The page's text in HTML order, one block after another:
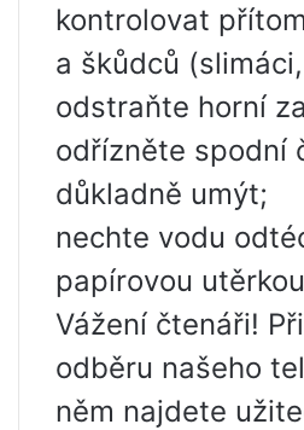
kontrolovat
a škůdců
odstraňte horní
odřízněte spodní
důkladně umýt;
nechte vodu
papírovou
Vážení čtenáři!
odběru našeho
něm najdete